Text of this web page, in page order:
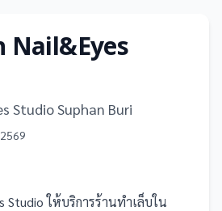
Nail&Eyes
Studio Suphan Buri
Studio ให้บริการร้านทำเล็บใน